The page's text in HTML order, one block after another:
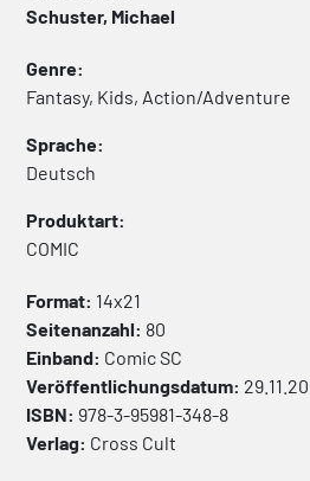
Schuster, Michael
Genre:
Fantasy, Kids, Action/Adventure
Sprache:
Deutsch
Produktart:
COMIC
Format: 14x21
Seitenanzahl: 80
Einband: ComicSC
Veröffentlichungsdatum:
ISBN: 978-3-95981-348-8
Verlag: Cross Cult